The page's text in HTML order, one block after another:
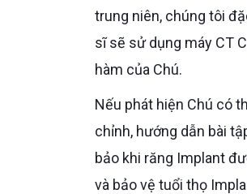
trung niên, chúng tôi
sĩ sẽ sử dụng máy CT
hàm của Chú.
Nếu phát hiện Chú có thói quen nhai lệch hoặc rối loạn khớp thái dương hàm, Bác sĩ sẽ có phác đồ điều
chỉnh, hướng dẫn bài
bảo khi răng Implant
và bảo vệ tuổi thọ